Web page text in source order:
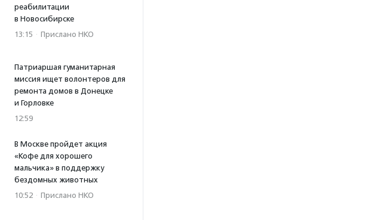
реабилитации
в Новосибирске
13:15 · Прислано НКО
Патриаршая гуманитарная
миссия ищет волонтеров для
ремонта домов в Донецке
и Горловке
12:59
В Москве пройдет акция
«Кофе для хорошего
мальчика» в поддержку
бездомных животных
10:52 · Прислано НКО